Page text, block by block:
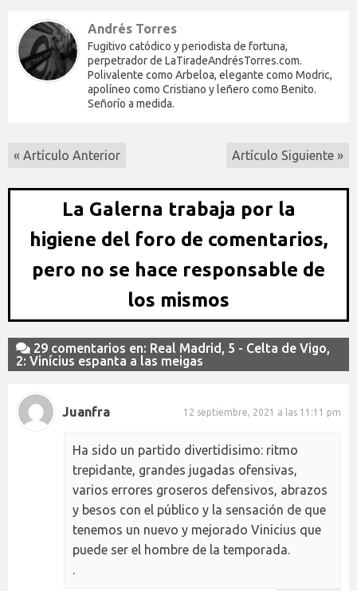
Andrés Torres
Fugitivo catódico y periodista de fortuna,
perpetrador de LaTiradeAndrésTorres.com.
Polivalente como Arbeloa, elegante como Modric,
apolíneo como Cristiano y leñero como Benito.
Señorío a medida.
« Artículo Anterior Artículo Siguiente »
La Galerna trabaja por la
higiene del foro de comentarios,
pero no se hace responsable de
los mismos
29 comentarios en: Real Madrid, 5 - Celta de Vigo,
2: Vinícius espanta a las meigas
Juanfra 12 septiembre, 2021 a las 11:11 pm
Ha sido un partido divertidisimo: ritmo
trepidante, grandes jugadas ofensivas,
varios errores groseros defensivos, abrazos
y besos con el público y la sensación de que
tenemos un nuevo y mejorado Vinicius que
puede ser el hombre de la temporada.
.